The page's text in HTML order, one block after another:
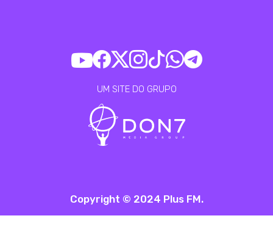
UM SITE DO GRUPO
Copyright © 2024 Plus FM.